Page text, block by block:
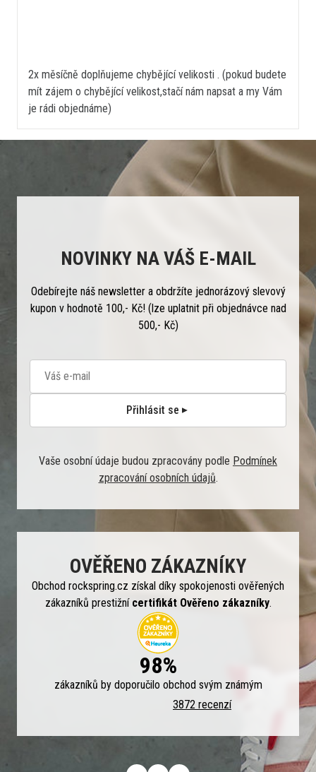
2x měsíčně doplňujeme chybějící velikosti . (pokud budete
mít zájem o chybějící velikost,stačí nám napsat a my Vám
je rádi objednáme)
NOVINKY NA VÁŠ E-MAIL
Odebírejte náš newsletter a obdržíte jednorázový slevový
kupon v hodnotě 100,- Kč! (lze uplatnit při objednávce nad
500,- Kč)
Přihlásit se
Vaše osobní údaje budou zpracovány podle Podmínek
zpracování osobních údajů.
OVĚŘENO ZÁKAZNÍKY
Obchod rockspring.cz získal díky spokojenosti ověřených
zákazníků prestižní certifikát Ověřeno zákazníky.
98%
zákazníků by doporučilo obchod svým známým
3872 recenzí